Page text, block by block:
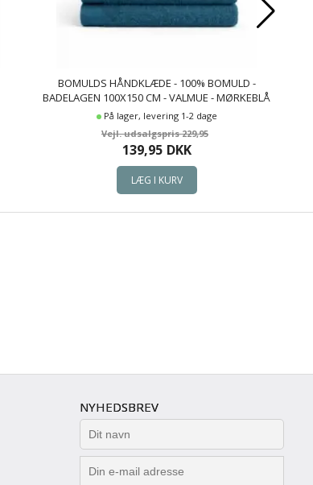
BOMULDS HÅNDKLÆDE - 100% BOMULD -
BADELAGEN 100X150 CM - VALMUE - MØRKEBLÅ
På lager, levering 1-2 dage
229,95
139,95 DKK
NYHEDSBREV